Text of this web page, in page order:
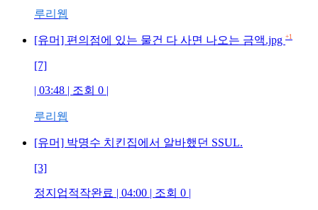
루리웹
[유머] 편의점에 있는 물건 다 사면 나오는 금액.jpg +1
[7]
| 03:48 | 조회 0 |
루리웹
[유머] 박명수 치킨집에서 알바했던 SSUL.
[3]
정지업적작완료 | 04:00 | 조회 0 |